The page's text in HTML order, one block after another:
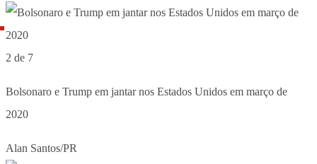
2 de 7
Bolsonaro e Trump em jantar nos Estados Unidos em março de
2020
Alan Santos/PR